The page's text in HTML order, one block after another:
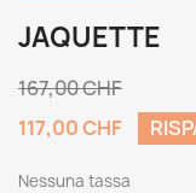
JAQUETTE
167,00 CHF
117,00 CHF
Nessuna tassa